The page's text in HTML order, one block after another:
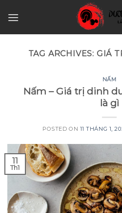
TAG ARCHIVES: GIÁ
NẤM
Nấm – Giá trị dinh
là gì
POSTED ON 11 THÁNG 1,
11
Th1